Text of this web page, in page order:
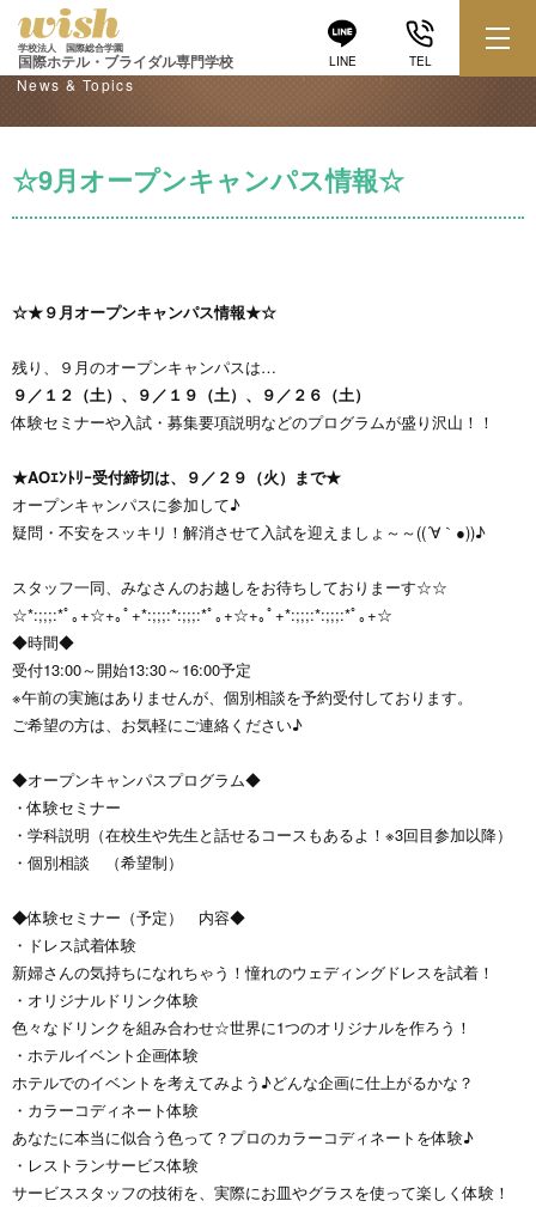
LINE TEL
学校法人 国際総合学園
国際ホテル・ブライダル専門学校
学校からのお知らせ
News & Topics
☆9月オープンキャンパス情報☆
☆★９月オープンキャンパス情報★☆
残り、９月のオープンキャンパスは…
９／１２（土）、９／１９（土）、９／２６（土）
体験セミナーや入試・募集要項説明などのプログラムが盛り沢山！！
★AOｴﾝﾄﾘｰ受付締切は、９／２９（火）まで★
オープンキャンパスに参加して♪
疑問・不安をスッキリ！解消させて入試を迎えましょ～～((´∀｀●))♪
スタッフ一同、みなさんのお越しをお待ちしておりまーす☆☆
☆*:;;;:*ﾟ｡+☆+｡ﾟ+*:;;;:*:;;;:*ﾟ｡+☆+｡ﾟ+*:;;;:*:;;;:*ﾟ｡+☆
◆時間◆
受付13:00～開始13:30～16:00予定
※午前の実施はありませんが、個別相談を予約受付しております。
ご希望の方は、お気軽にご連絡ください♪
◆オープンキャンパスプログラム◆
・体験セミナー
・学科説明（在校生や先生と話せるコースもあるよ！※3回目参加以降）
・個別相談 （希望制）
◆体験セミナー（予定） 内容◆
・ドレス試着体験
新婦さんの気持ちになれちゃう！憧れのウェディングドレスを試着！
・オリジナルドリンク体験
色々なドリンクを組み合わせ☆世界に1つのオリジナルを作ろう！
・ホテルイベント企画体験
ホテルでのイベントを考えてみよう♪どんな企画に仕上がるかな？
・カラーコディネート体験
あなたに本当に似合う色って？プロのカラーコディネートを体験♪
・レストランサービス体験
サービススタッフの技術を、実際にお皿やグラスを使って楽しく体験！